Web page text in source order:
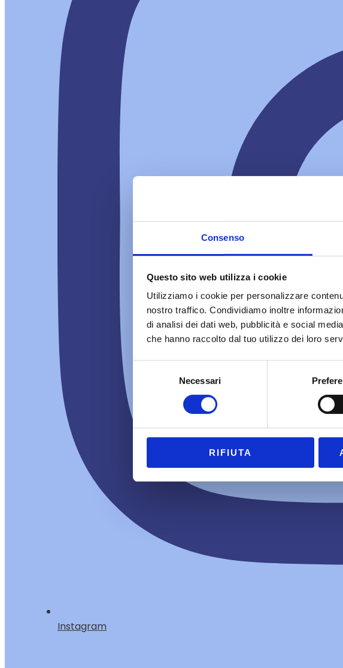
Consenso
Questo sito web utilizza i cookie
Utilizziamo i cookie per personalizzare
nostro traffico. Condividiamo inoltre
di analisi dei dati web, pubblicità e social
che hanno raccolto dal tuo utilizzo dei loro
Necessari
RIFIUTA
Instagram